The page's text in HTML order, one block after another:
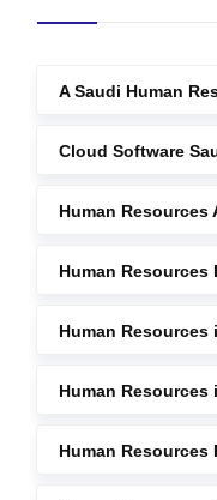
A Saudi Human
Cloud Software
Human Resources
Human Resources
Human Resources
Human Resources
Human Resources